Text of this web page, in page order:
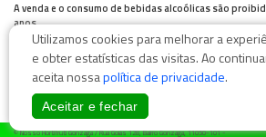
A venda e o consumo de bebidas alcoólicas são
anos.
Bebida alcoólica pode causar dependência química e, em
Beba com moderação
© Nosso Hortifruti Gonzaga / Rua Goiás 128, Bairro Gonzaga, 11050-101 -
Utilizamos cookies para melhorar a
e obter estatísticas das visitas. Ao
aceita nossapolítica de privacidade.
Aceitar e fechar